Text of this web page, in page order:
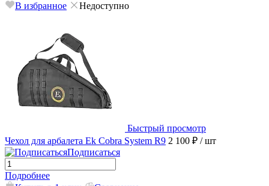
В избранное
Недоступно
Быстрый просмотр
Чехол для арбалета Ek Cobra System R9 2 100 ₽ / шт
Подписаться
Подробнее